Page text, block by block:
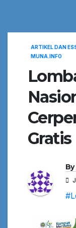
ARTIKEL DAN
MUNA.INFO
Gratis
By